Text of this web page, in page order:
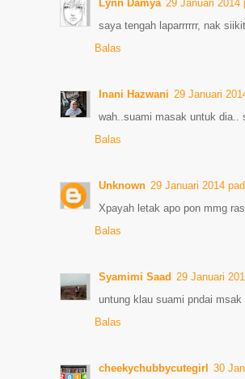
Lynn Damya 29 Januari 2014
saya tengah laparrrrrr, nak
Balas
Inani Hazwani 29 Januari
wah..suami masak untuk dia..
Balas
Unknown 29 Januari 2014
Xpayah letak apo pon mmg
Balas
Syamimi Saad 29 Januari
untung klau suami pndai
Balas
cheekychubbycutegirl
30